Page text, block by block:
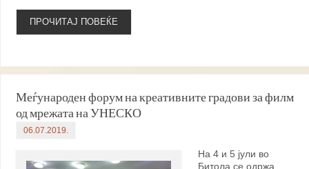
ПРОЧИТАЈ ПОВЕЌЕ
Меѓународен форум на креативните градови за филм
од мрежата на УНЕСКО
06.07.2019.
На 4 и 5 јули во
Битола се одржа